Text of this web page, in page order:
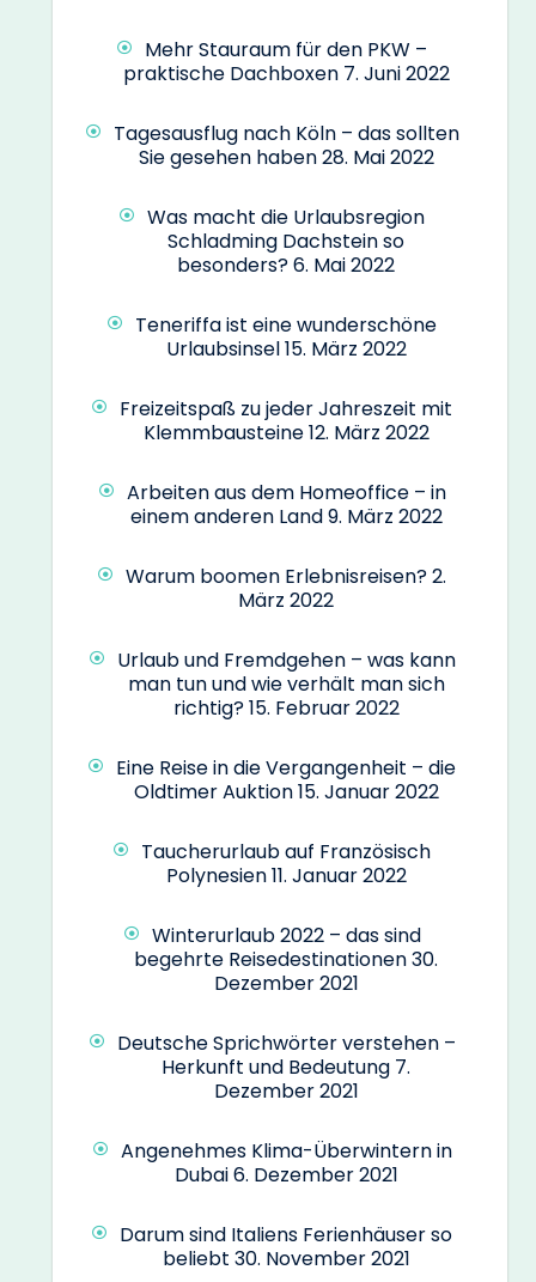
Mehr Stauraum für den PKW –
praktische Dachboxen 7. Juni 2022
Tagesausflug nach Köln – das sollten
Sie gesehen haben28. Mai 2022
Was macht die Urlaubsregion
Schladming Dachstein so
besonders?6. Mai 2022
Teneriffa ist eine wunderschöne
Urlaubsinsel15. März 2022
Freizeitspaß zu jeder Jahreszeit mit
Klemmbausteine12. März 2022
Arbeiten aus dem Homeoffice – in
einem anderen Land9. März 2022
Warum boomen Erlebnisreisen?2.
März 2022
Urlaub und Fremdgehen – was kann
man tun und wie verhält man sich
richtig?15. Februar 2022
Eine Reise in die Vergangenheit – die
Oldtimer Auktion15. Januar 2022
Taucherurlaub auf Französisch
Polynesien11. Januar 2022
Winterurlaub 2022 – das sind
begehrte Reisedestinationen30.
Dezember 2021
Deutsche Sprichwörter verstehen –
Herkunft und Bedeutung 7.
Dezember 2021
Angenehmes Klima-Überwintern in
Dubai6. Dezember 2021
Darum sind Italiens Ferienhäuser so
beliebt 30. November 2021